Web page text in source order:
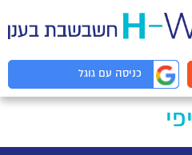
כניסה עם גוגל